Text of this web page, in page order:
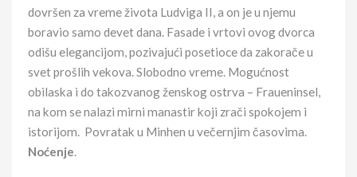
dovršen za vreme života Ludviga II, a on je u njemu
boravio samo devet dana. Fasade i vrtovi ovog dvorca
odišu elegancijom, pozivajući posetioce da zakorače u
svet prošlih vekova. Slobodno vreme. Mogućnost
obilaska i do takozvanog ženskog ostrva – Fraueninsel,
na kom se nalazi mirni manastir koji zrači spokojem i
istorijom. Povratak u Minhen u večernjim časovima.
Noćenje.